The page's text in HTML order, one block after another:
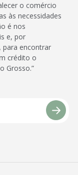
o comércio
às necessidades
é nos
e, por
para encontrar
crédito o
Grosso.”